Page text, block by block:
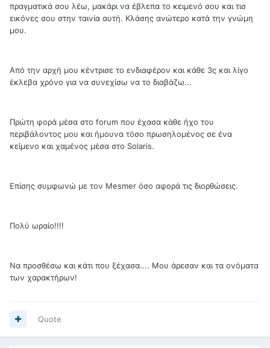
πραγματικά σου λέω, μακάρι να έβλεπα το κειμενό σου και τισ
εικόνες σου στην ταινία αυτή. Κλάσης ανώτερο κατά την γνώμη
μου.
Από την αρχή μου κέντρισε το ενδιαφέρον και κάθε 3ς και λίγο
έκλεβα χρόνο για να συνεχίσω να το διαβάζω...
Πρώτη φορά μέσα στο forum που έχασα κάθε ήχο του
περιβάλοντος μου και ήμουνα τόσο πρωσηλομένος σε ένα
κείμενο και χαμένος μέσα στο Solaris.
Επίσης συμφωνώ με τον Mesmer όσο αφορά τις διορθώσεις.
Πολύ ωραίο!!!!
Να προσθέσω και κάτι που ξέχασα.... Μου άρεσαν και τα ονόματα
των χαρακτήρων!
Quote